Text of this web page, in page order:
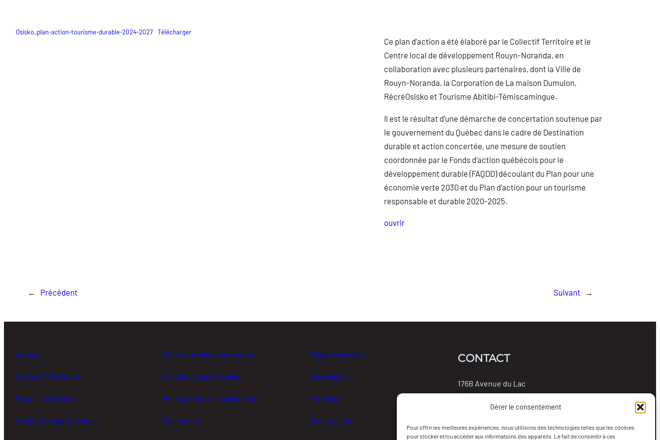
Gérer le consentement
Pour offrir les meilleures expériences, nous utilisons des technologies telles que les cookies
pour stocker et/ou accéder aux informations des appareils. Le fait de consentir à ces
Osisko_plan-action-tourisme-durable-2024-2027 Télécharger
Ce plan d’action a été élaboré par le Collectif Territoire et le
Centre local de développement Rouyn-Noranda, en
collaboration avec plusieurs partenaires, dont la Ville de
Rouyn-Noranda, la Corporation de La maison Dumulon,
RécréOsisko et Tourisme Abitibi-Témiscamingue.
Il est le résultat d’une démarche de concertation soutenue par
le gouvernement du Québec dans le cadre de Destination
durable et action concertée, une mesure de soutien
coordonnée par le Fonds d’action québécois pour le
développement durable (FAQDD) découlant du Plan pour une
économie verte 2030 et du Plan d’action pour un tourisme
responsable et durable 2020-2025.
ouvrir
← Précédent Suivant →
Accueil
Collectif Territoire
Projet lac Osisko
Comités et partenaires
Centre de documentation
Histoire et patrimoine
Écosystème et biodiversité
Éducation
Repère sensible
Chroniques
En vidéo
Nous joindre
CONTACT
176B Avenue du Lac
Rouyn-Noranda, Québec, J9X 4N7
819-762-0314